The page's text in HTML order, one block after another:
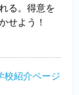
る。得意を
せよう！
校紹介ページ